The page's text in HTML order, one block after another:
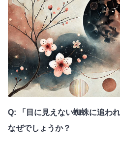
Q: 「目に見えない蜘蛛に追わ
なぜでしょうか？